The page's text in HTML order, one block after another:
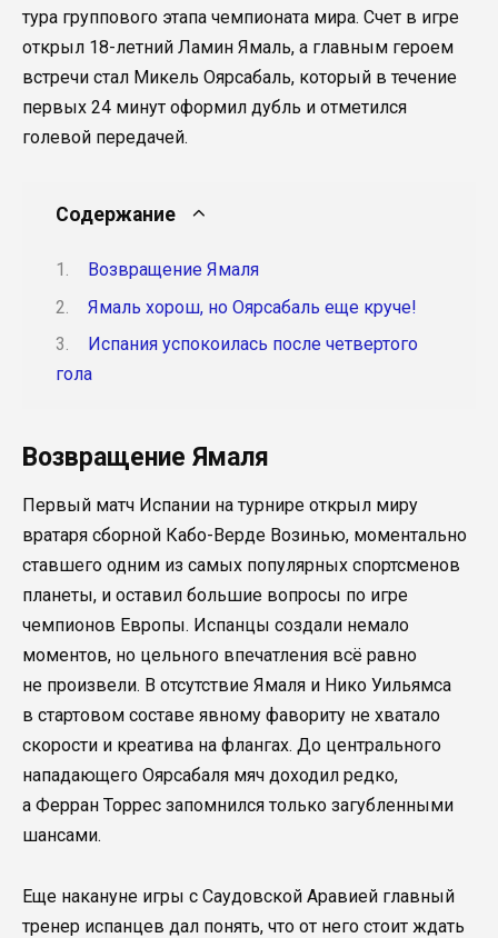
тура группового этапа чемпионата мира. Счет в игре
открыл 18-летний Ламин Ямаль, а главным героем
встречи стал Микель Оярсабаль, который в течение
первых 24 минут оформил дубль и отметился
голевой передачей.
Содержание
Возвращение Ямаля
Ямаль хорош, но Оярсабаль еще круче!
Испания успокоилась после четвертого
гола
Возвращение Ямаля
Первый матч Испании на турнире открыл миру
вратаря сборной Кабо-Верде Возинью, моментально
ставшего одним из самых популярных спортсменов
планеты, и оставил большие вопросы по игре
чемпионов Европы. Испанцы создали немало
моментов, но цельного впечатления всё равно
не произвели. В отсутствие Ямаля и Нико Уильямса
в стартовом составе явному фавориту не хватало
скорости и креатива на флангах. До центрального
нападающего Оярсабаля мяч доходил редко,
а Ферран Торрес запомнился только загубленными
шансами.
Еще накануне игры с Саудовской Аравией главный
тренер испанцев дал понять, что от него стоит ждать